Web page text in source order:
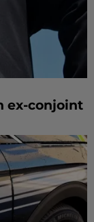
ex-conjoint